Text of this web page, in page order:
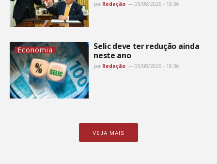
por Redação 05/08/2026 - 18:36
Economia
Selic deve ter redução ainda
neste ano
por Redação 05/08/2026 - 18:36
VEJA MAIS